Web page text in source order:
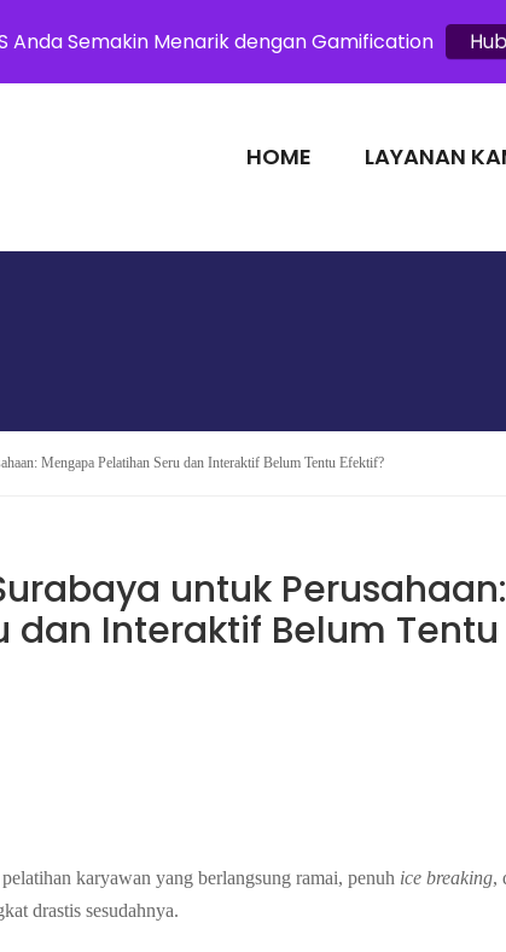
HOME LAYANAN
& LMS
Mengapa Pelatihan Seru dan Interaktif Belum Tentu Efektif?
untuk Perusahaan:
dan Interaktif Belum Tentu
karyawan yang berlangsung ramai, penuh ice breaking,
drastis sesudahnya.
Anda Semakin Menarik dengan Gamification